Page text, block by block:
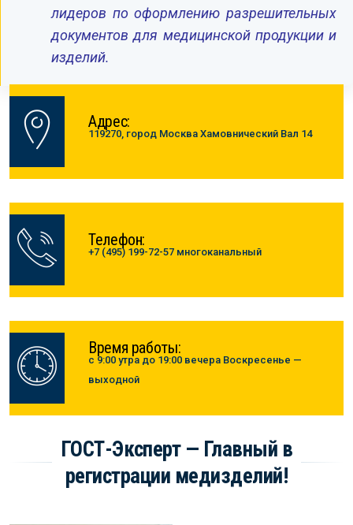
лидеров по оформлению разрешительных
документов для медицинской продукции и
изделий.
Адрес:
119270, город Москва Хамовнический Вал 14
Телефон:
+7 (495) 199-72-57 многоканальный
Время работы:
с 9:00 утра до 19:00 вечера Воскресенье —
выходной
ГОСТ-Эксперт — Главный в
регистрации медизделий!